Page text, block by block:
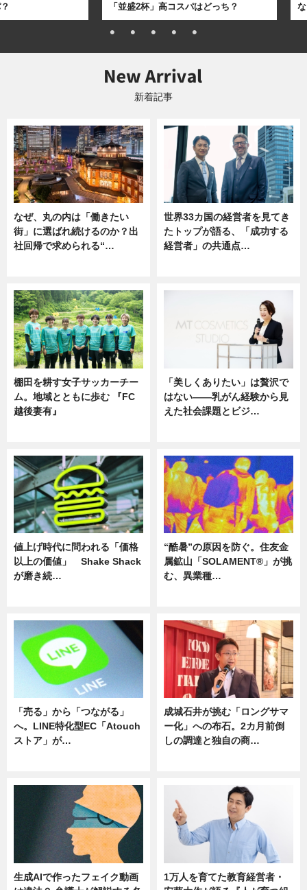
「並盛2杯」高コスパはどっち？
新着記事
なぜ、丸の内は「働きたい
街」に選ばれ続けるのか？出
社回帰で求められる“…
世界33カ国の経営者を見てき
たトップが語る、「成功する
経営者」の共通点…
棚田を耕す女子サッカーチー
ム。地域とともに歩む 『FC
越後妻有』
「美しくありたい」は贅沢で
はない――乳がん経験から見
えた社会課題とビジ…
値上げ時代に問われる「価格
以上の価値」 Shake Shack
が磨き続…
“酷暑”の原因を防ぐ。住友金
属鉱山「SOLAMENT®」が挑
む、異業種…
「売る」から「つながる」
へ。LINE特化型EC「Atouch
ストア」が…
成城石井が挑む「ロングサマ
ー化」への布石。2カ月前倒
しの調達と独自の商…
生成AIで作ったフェイク動画
1万人を育てた教育経営者・